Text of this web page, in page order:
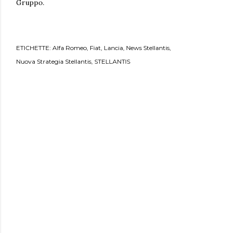
Gruppo.
ETICHETTE: Alfa Romeo Fiat Lancia News Stellantis
Nuova Strategia Stellantis STELLANTIS